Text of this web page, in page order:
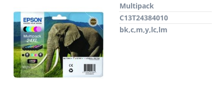
Multipack
C13T24384010
bk,c,m,y,lc,lm